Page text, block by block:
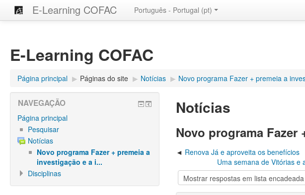
E-Learning COFAC Português - Portugal ‎(pt)‎
E-Learning COFAC
Página principal ▶︎ Páginas do site ▶︎ Notícias ▶︎ Novo programa Fazer + premeia a
Notícias
Novo programa
Renova Já e aproveita os benefícios
Uma semana de Vitórias e
NAVEGAÇÃO
Página principal
Pesquisar
Notícias
Novo programa Fazer + premeia a
investigação e a i...
Disciplinas